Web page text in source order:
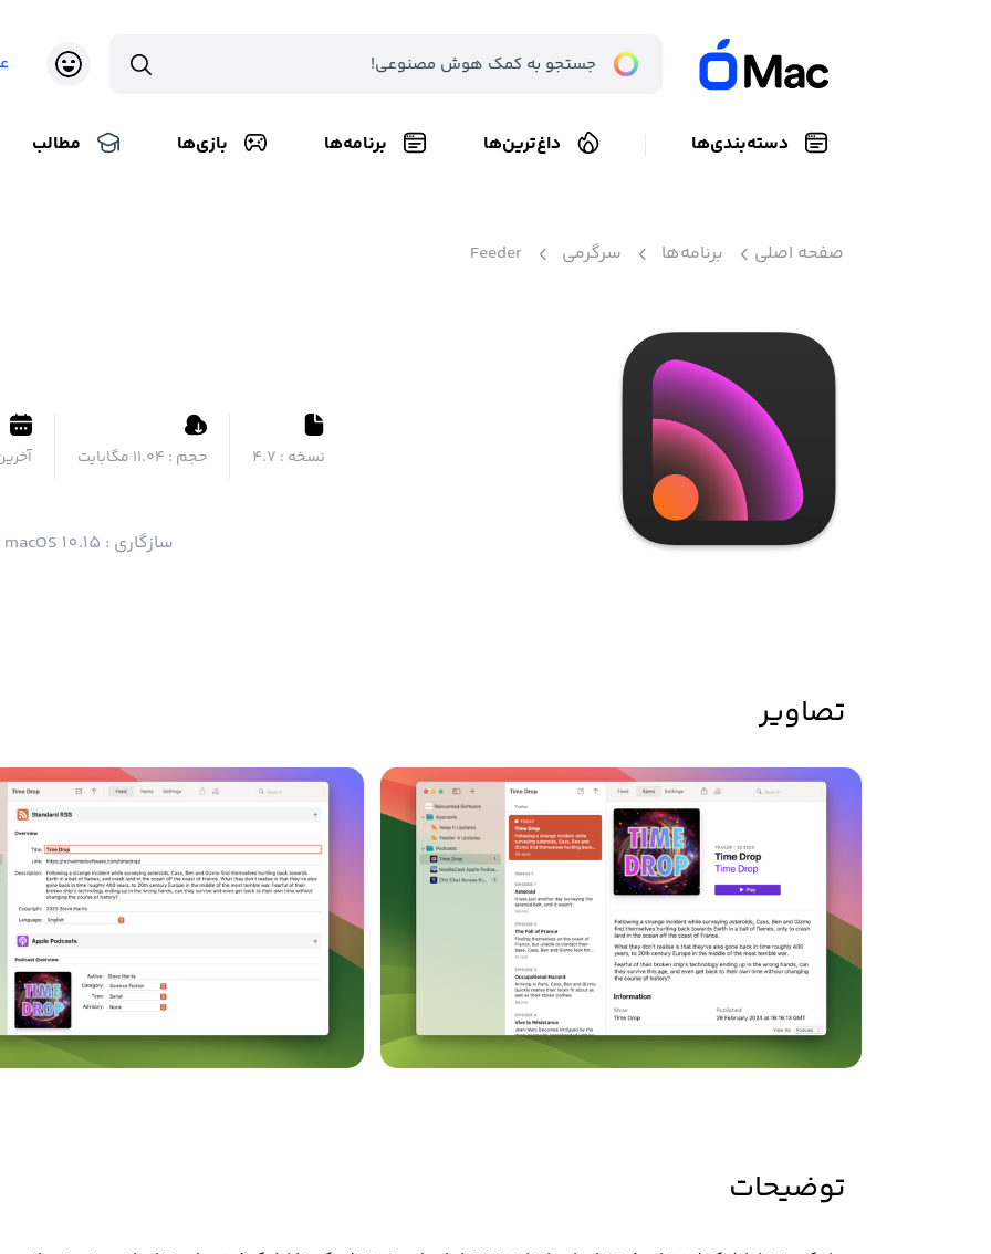
دسته‌بندی‌ها داغ‌ترین‌ها برنامه‌ها بازی‌ها مطالب
صفحه اصلی برنامه‌ها سرگرمی Feeder
نسخه : 4.7 حجم : ۱۱.۰۴ مگابایت
سازگاری : macOS 10.15 و بالاتر
تصاویر
توضیحات